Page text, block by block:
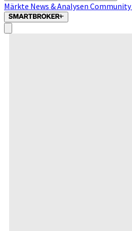
Märkte News & Analysen Community